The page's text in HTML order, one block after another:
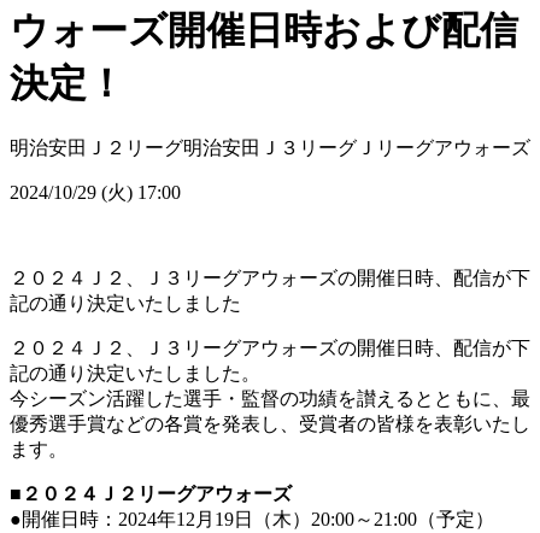
ウォーズ開催日時および配信
決定！
明治安田Ｊ２リーグ明治安田Ｊ３リーグ Ｊリーグアウォーズ
2024/10/29 (火) 17:00
２０２４Ｊ２、Ｊ３リーグアウォーズの開催日時、配信が下
記の通り決定いたしました
２０２４Ｊ２、Ｊ３リーグアウォーズの開催日時、配信が下
記の通り決定いたしました。
今シーズン活躍した選手・監督の功績を讃えるとともに、最
優秀選手賞などの各賞を発表し、受賞者の皆様を表彰いたし
ます。
■２０２４Ｊ２リーグアウォーズ
●開催日時：2024年12月19日（木）20:00～21:00（予定）